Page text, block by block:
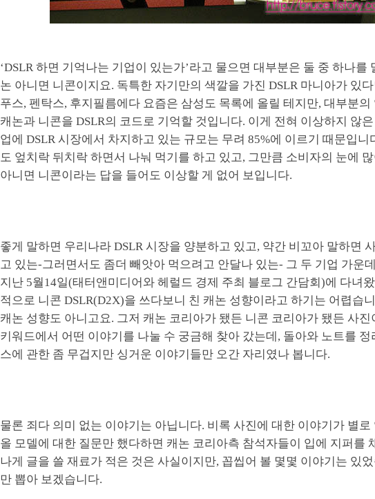
‘DSLR 하면 기억나는 기업이 있는가’라고 물으면 대부분은 둘 중 하나를
논 아니면 니콘이지요. 독특한 자기만의 색깔을 가진 DSLR 마니아가 있
푸스, 펜탁스, 후지필름에다 요즘은 삼성도 목록에 올릴 테지만, 대부분의
캐논과 니콘을 DSLR의 코드로 기억할 것입니다. 이게 전혀 이상하지 않
업에 DSLR 시장에서 차지하고 있는 규모는 무려 85%에 이르기 때문입니
도 엎치락 뒤치락 하면서 나눠 먹기를 하고 있고, 그만큼 소비자의 눈에
아니면 니콘이라는 답을 들어도 이상할 게 없어 보입니다.
좋게 말하면 우리나라 DSLR 시장을 양분하고 있고, 약간 비꼬아 말하면
고 있는-그러면서도 좀더 빼앗아 먹으려고 안달나 있는- 그 두 기업 가운
지난 5월14일(태터앤미디어와 헤럴드 경제 주최 블로그 간담회)에 다녀
적으로 니콘 DSLR(D2X)을 쓰다보니 친 캐논 성향이라고 하기는 어렵습
캐논 성향도 아니고요. 그저 캐논 코리아가 됐든 니콘 코리아가 됐든 사진
키워드에서 어떤 이야기를 나눌 수 궁금해 찾아 갔는데, 돌아와 노트를 정
스에 관한 좀 무겁지만 싱거운 이야기들만 오간 자리였나 봅니다.
물론 죄다 의미 없는 이야기는 아닙니다. 비록 사진에 대한 이야기가 별로
올 모델에 대한 질문만 했다하면 캐논 코리아측 참석자들이 입에 지퍼를
나게 글을 쓸 재료가 적은 것은 사실이지만, 꼽씹어 볼 몇몇 이야기는 있
만 뽑아 보겠습니다.